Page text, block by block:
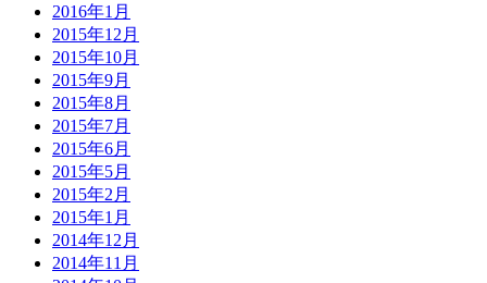
2016年1月
2015年12月
2015年10月
2015年9月
2015年8月
2015年7月
2015年6月
2015年5月
2015年2月
2015年1月
2014年12月
2014年11月